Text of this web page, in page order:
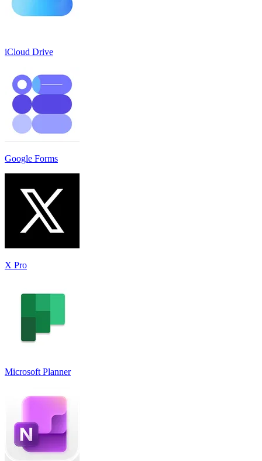
iCloud Drive
Google Forms
X Pro
Microsoft Planner